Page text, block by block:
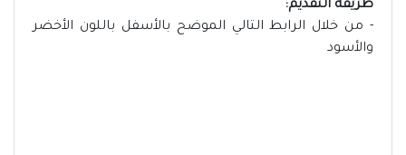
طريقة التقديم:
- من خلال الرابط التالي الموضح بالأسفل باللون الأخضر
والأسود